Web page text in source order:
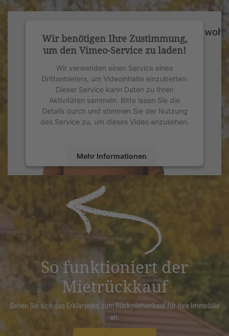
Wir benötigen Ihre Zustimmung,
um den Vimeo-Service zu laden!
Wir verwenden einen Service eines
Drittanbieters, um Videoinhalte einzubetten.
Dieser Service kann Daten zu Ihren
Aktivitäten sammeln. Bitte lesen Sie die
Details durch und stimmen Sie der Nutzung
des Service zu, um dieses Video anzusehen.
Mehr Informationen
powered by
Management Platform
So funktioniert der
Mietrückkauf
Sehen Sie sich das Erklärvideo zum Rückmietverkauf für Ihre Immobilie
an.